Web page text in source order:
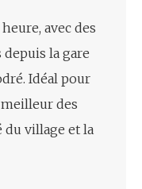
avec des
la gare
Idéal pour
des
du village et la